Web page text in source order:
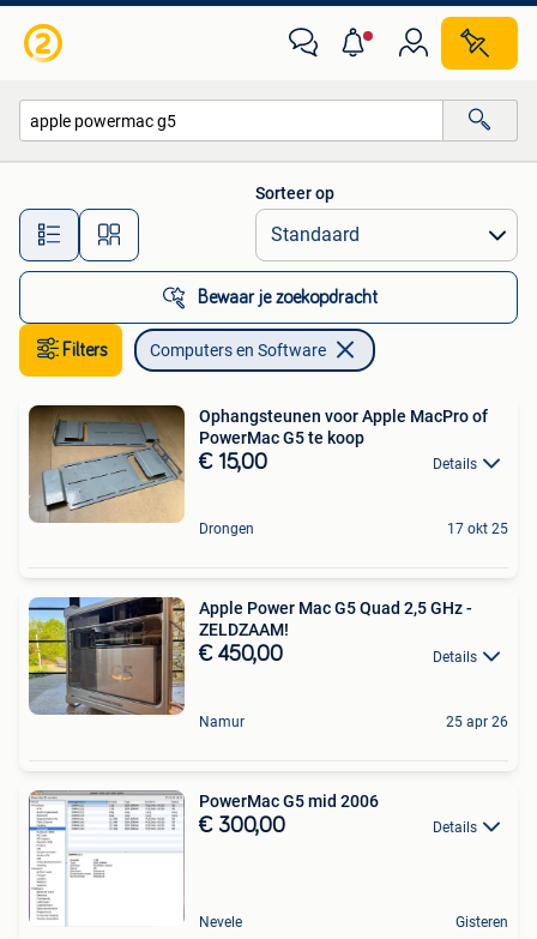
Alle afstanden…
Sorteer op
Bewaar je zoekopdracht
Filters Computers en Software
Ophangsteunen voor Apple MacPro of
PowerMac G5 te koop
€ 15,00 Details
Drongen 17 okt 25
Apple Power Mac G5 Quad 2,5 GHz -
ZELDZAAM!
€ 450,00 Details
Namur 25 apr 26
PowerMac G5 mid 2006
€ 300,00 Details
Nevele Gisteren